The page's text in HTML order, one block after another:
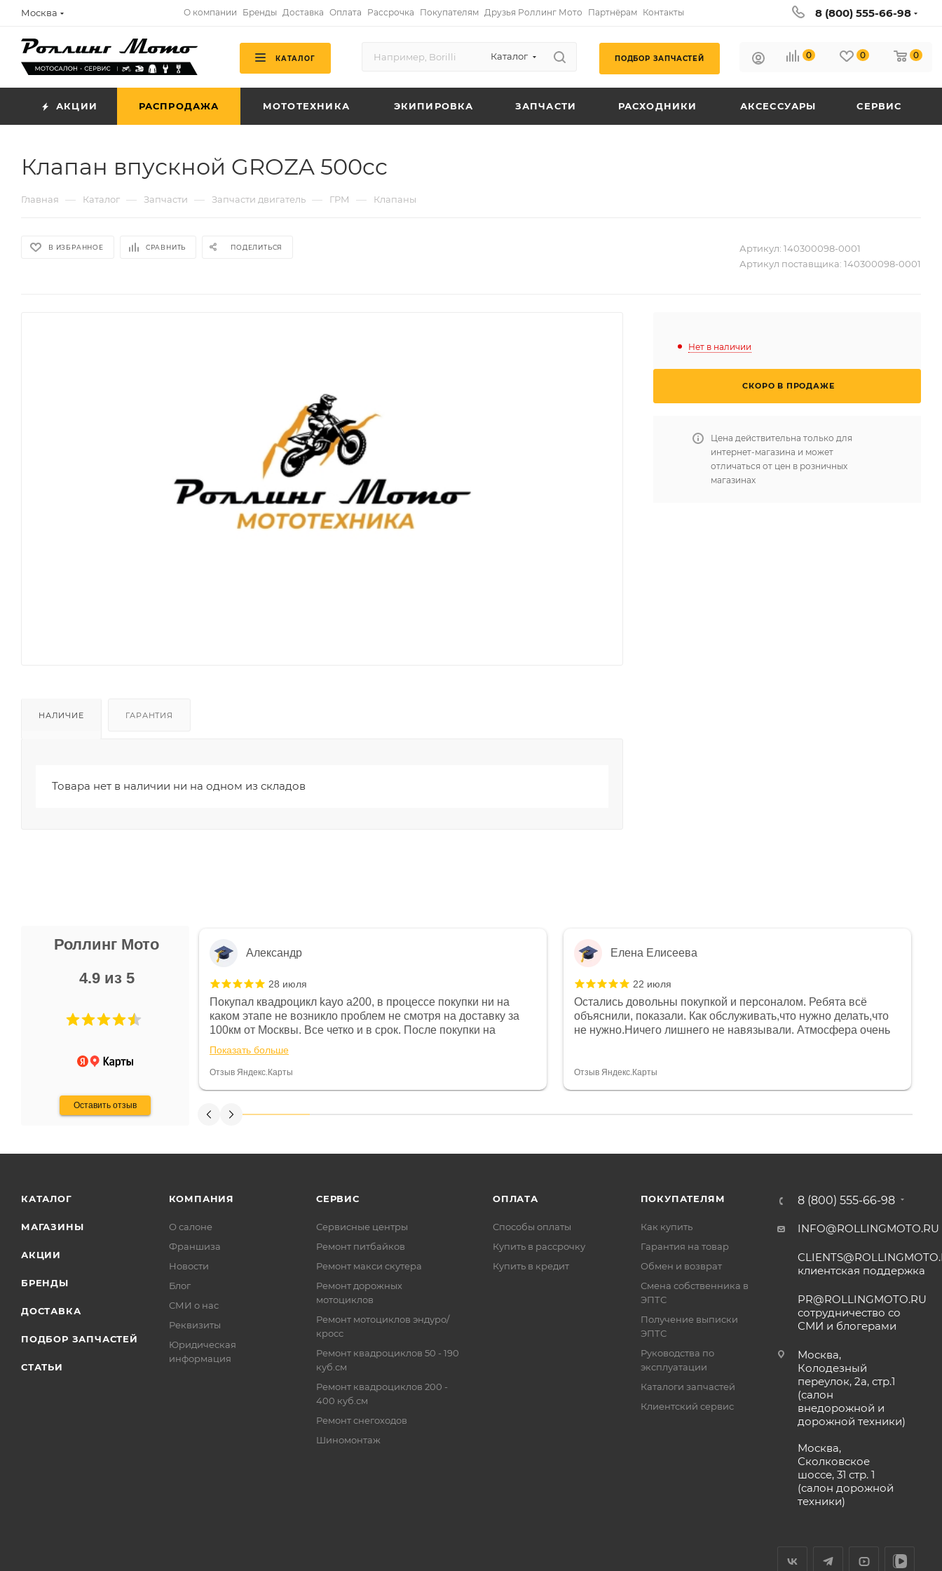
Москва О компании Бренды Доставка Оплата Рассрочка Покупателям Друзья Роллинг Мото Партнёрам Контакты 8 (800) 555-66-98
КАТАЛОГ Каталог ПОДБОР ЗАПЧАСТЕЙ 0 0 0
АКЦИИ РАСПРОДАЖА МОТОТЕХНИКА ЭКИПИРОВКА ЗАПЧАСТИ РАСХОДНИКИ АКСЕССУАРЫ СЕРВИС
Клапан впускной GROZA 500cc
Главная — Каталог — Запчасти — Запчасти двигатель — ГРМ — Клапаны
В ИЗБРАННОЕ СРАВНИТЬ ПОДЕЛИТЬСЯ Артикул: 140300098-0001
Артикул поставщика: 140300098-0001
НАЛИЧИЕ ГАРАНТИЯ
Товара нет в наличии ни на одном из складов
Нет в наличии
СКОРО В ПРОДАЖЕ
Цена действительна только для
интернет-магазина и может
отличаться от цен в розничных
магазинах
Роллинг Мото
4.9 из 5
Оставить отзыв
Не понравились условия
и дают только на год)
Александр
28 июля
Покупал квадроцикл kayo a200, в процессе покупки ни на
каком этапе не возникло проблем не смотря на доставку за
100км от Москвы. Все четко и в срок. После покупки на
спидометре всегда был 0, при этом представители магазина
постоянно были на связи и в итоге проблема была решена.
Считаю, что это говорит о небезразличии к клиенту после
Показать больше
Отзыв Яндекс.Карты
Елена Елисеева
22 июля
Остались довольны покупкой и персоналом. Ребята всё
объяснили, показали. Как обслуживать,что нужно делать,что
не нужно.Ничего лишнего не навязывали. Атмосфера очень
огромное спасибо Дмитрию, за клиентоориентированность и
Отзыв Яндекс.Карты
КАТАЛОГ
МАГАЗИНЫ
АКЦИИ
БРЕНДЫ
ДОСТАВКА
ПОДБОР ЗАПЧАСТЕЙ
СТАТЬИ
КОМПАНИЯ
О салоне
Франшиза
Новости
Блог
СМИ о нас
Реквизиты
Юридическая
информация
СЕРВИС
Сервисные центры
Ремонт питбайков
Ремонт макси скутера
Ремонт дорожных
мотоциклов
Ремонт мотоциклов эндуро/
кросс
Ремонт квадроциклов 50 - 190
куб.см
Ремонт квадроциклов 200 -
400 куб.см
Ремонт снегоходов
Шиномонтаж
ОПЛАТА
Способы оплаты
Купить в рассрочку
Купить в кредит
ПОКУПАТЕЛЯМ
Как купить
Гарантия на товар
Обмен и возврат
Смена собственника в
ЭПТС
Получение выписки
ЭПТС
Руководства по
эксплуатации
Каталоги запчастей
Клиентский сервис
8 (800) 555-66-98
INFO@ROLLINGMOTO.RU
клиентская поддержка
PR@ROLLINGMOTO.RU
сотрудничество со
СМИ и блогерами
Москва,
Колодезный
переулок, 2а, стр.1
(салон
внедорожной и
дорожной техники)
Москва,
Сколковское
шоссе, 31 стр. 1
(салон дорожной
техники)